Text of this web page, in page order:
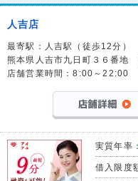
人吉店
最寄駅：人吉駅（徒歩12分）
熊本県人吉市九日町３６番地
店舗営業時間：8:00～22:00
実質年率：
借入限度